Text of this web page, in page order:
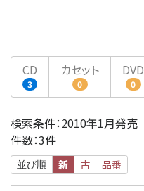
CD
3
カセット
0
DVD
0
検索条件：2010年1月発売
件数：3件
並び順 新 古 品番